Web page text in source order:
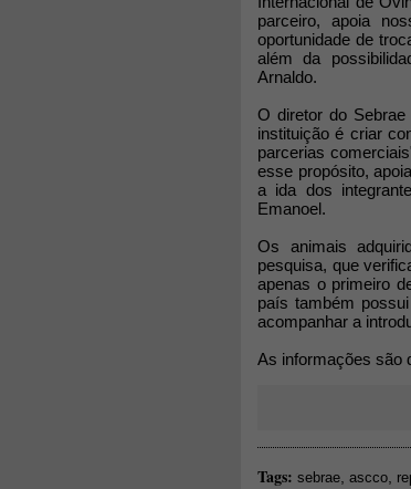
parceiro, apoia
oportunidade de
além da
Arnaldo.
O diretor do
instituição é criar
parcerias
esse propósito,
a ida dos
Emanoel.
Os animais
pesquisa, que
apenas o primeiro
país também
acompanhar a
As informações são
Tags: sebrae ascco